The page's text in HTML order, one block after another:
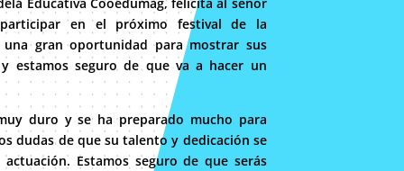
Educativa Cooedumag, felicita al señor
en el próximo festival de la
una gran oportunidad para mostrar sus
estamos seguro de que va a hacer un
duro y se ha preparado mucho para
dudas de que su talento y dedicación se
Estamos seguro de que serás